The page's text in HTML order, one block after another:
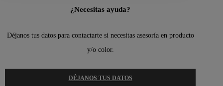
¿Necesitas ayuda?
Déjanos tus datos para contactarte si necesitas asesoría en producto
y/o color.
DÉJANOS TUS DATOS